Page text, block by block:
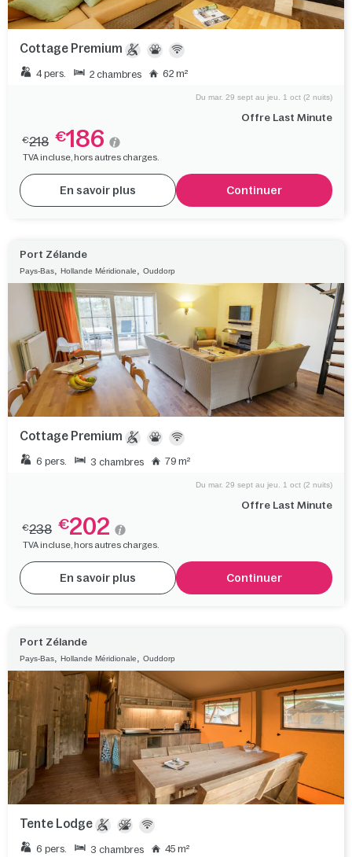
Cottage Premium
4 pers. 2 chambres 62 m²
Offre Last Minute
Du mar. 29 sept au jeu. 1 oct (2 nuits)
€218 €186
TVA incluse, hors autres charges.
En savoir plus Continuer
Port Zélande
Pays-Bas, Hollande Méridionale, Ouddorp
Cottage Premium
6 pers. 3 chambres 79 m²
Offre Last Minute
Du mar. 29 sept au jeu. 1 oct (2 nuits)
€238 €202
TVA incluse, hors autres charges.
En savoir plus Continuer
Port Zélande
Pays-Bas, Hollande Méridionale, Ouddorp
Tente Lodge
6 pers. 3 chambres 45 m²